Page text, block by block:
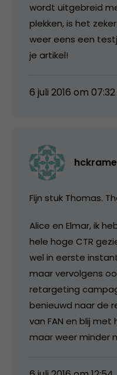
wordt uitgebreid
plekken, is het
weer eens een
je artikel!
6 juli 2016 om 07:32
Fijn stuk Thomas.
Alice en Elmar, ik
hele hoge CTR
wel in eerste
maar vervolgens
retargeting
benieuwd naar de
van FAN en blij met
maar weer minder